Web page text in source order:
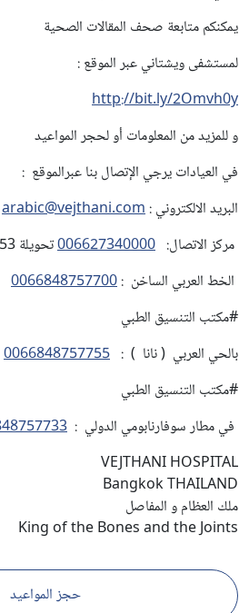
يمكنكم متابعة صحف المقالات الصحية
لمستشفى ويشتاني عبر الموقع :
http://bit.ly/2Omvh0y
و للمزيد من المعلومات أو لحجر المواعيد
في العيادات يرجي الإتصال بنا عبرالموقع :
البريد الالكتروني :arabic@vejthani.com
مركز الاتصال: 006627340000تحويلة 5253
الخط العربي الساخن :0066848757700
#مكتب التنسيق الطبي
بالحي العربي ( نانا ) : 0066848757755
#مكتب التنسيق الطبي
في مطار سوفارنابومي الدولي :
VEJTHANI HOSPITAL
Bangkok THAILAND
ملك العظام و المفاصل
King of the Bones and the Joints
حجز المواعيد